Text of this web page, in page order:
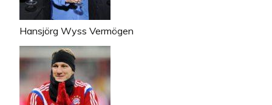
Hansjörg Wyss Vermögen